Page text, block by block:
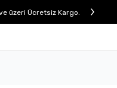
üzeri Ücretsiz Kargo.